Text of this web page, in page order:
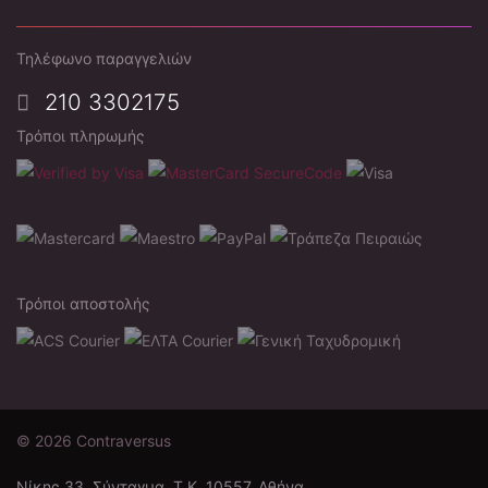
Τηλέφωνο παραγγελιών
210 3302175
Τρόποι πληρωμής
Τρόποι αποστολής
© 2026 Contraversus